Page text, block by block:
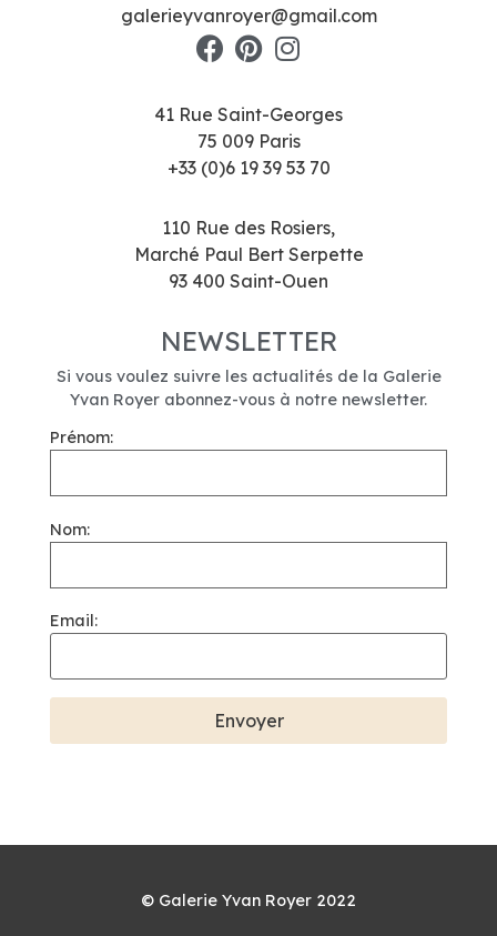
galerieyvanroyer@gmail.com
41 Rue Saint-Georges
75 009 Paris
+33 (0)6 19 39 53 70
110 Rue des Rosiers,
Marché Paul Bert Serpette
93 400 Saint-Ouen
NEWSLETTER
Si vous voulez suivre les actualités de la Galerie
Yvan Royer abonnez-vous à notre newsletter.
Prénom:
Nom:
Email:
© Galerie Yvan Royer 2022